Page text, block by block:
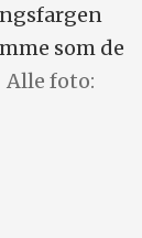
som de
Alle foto: